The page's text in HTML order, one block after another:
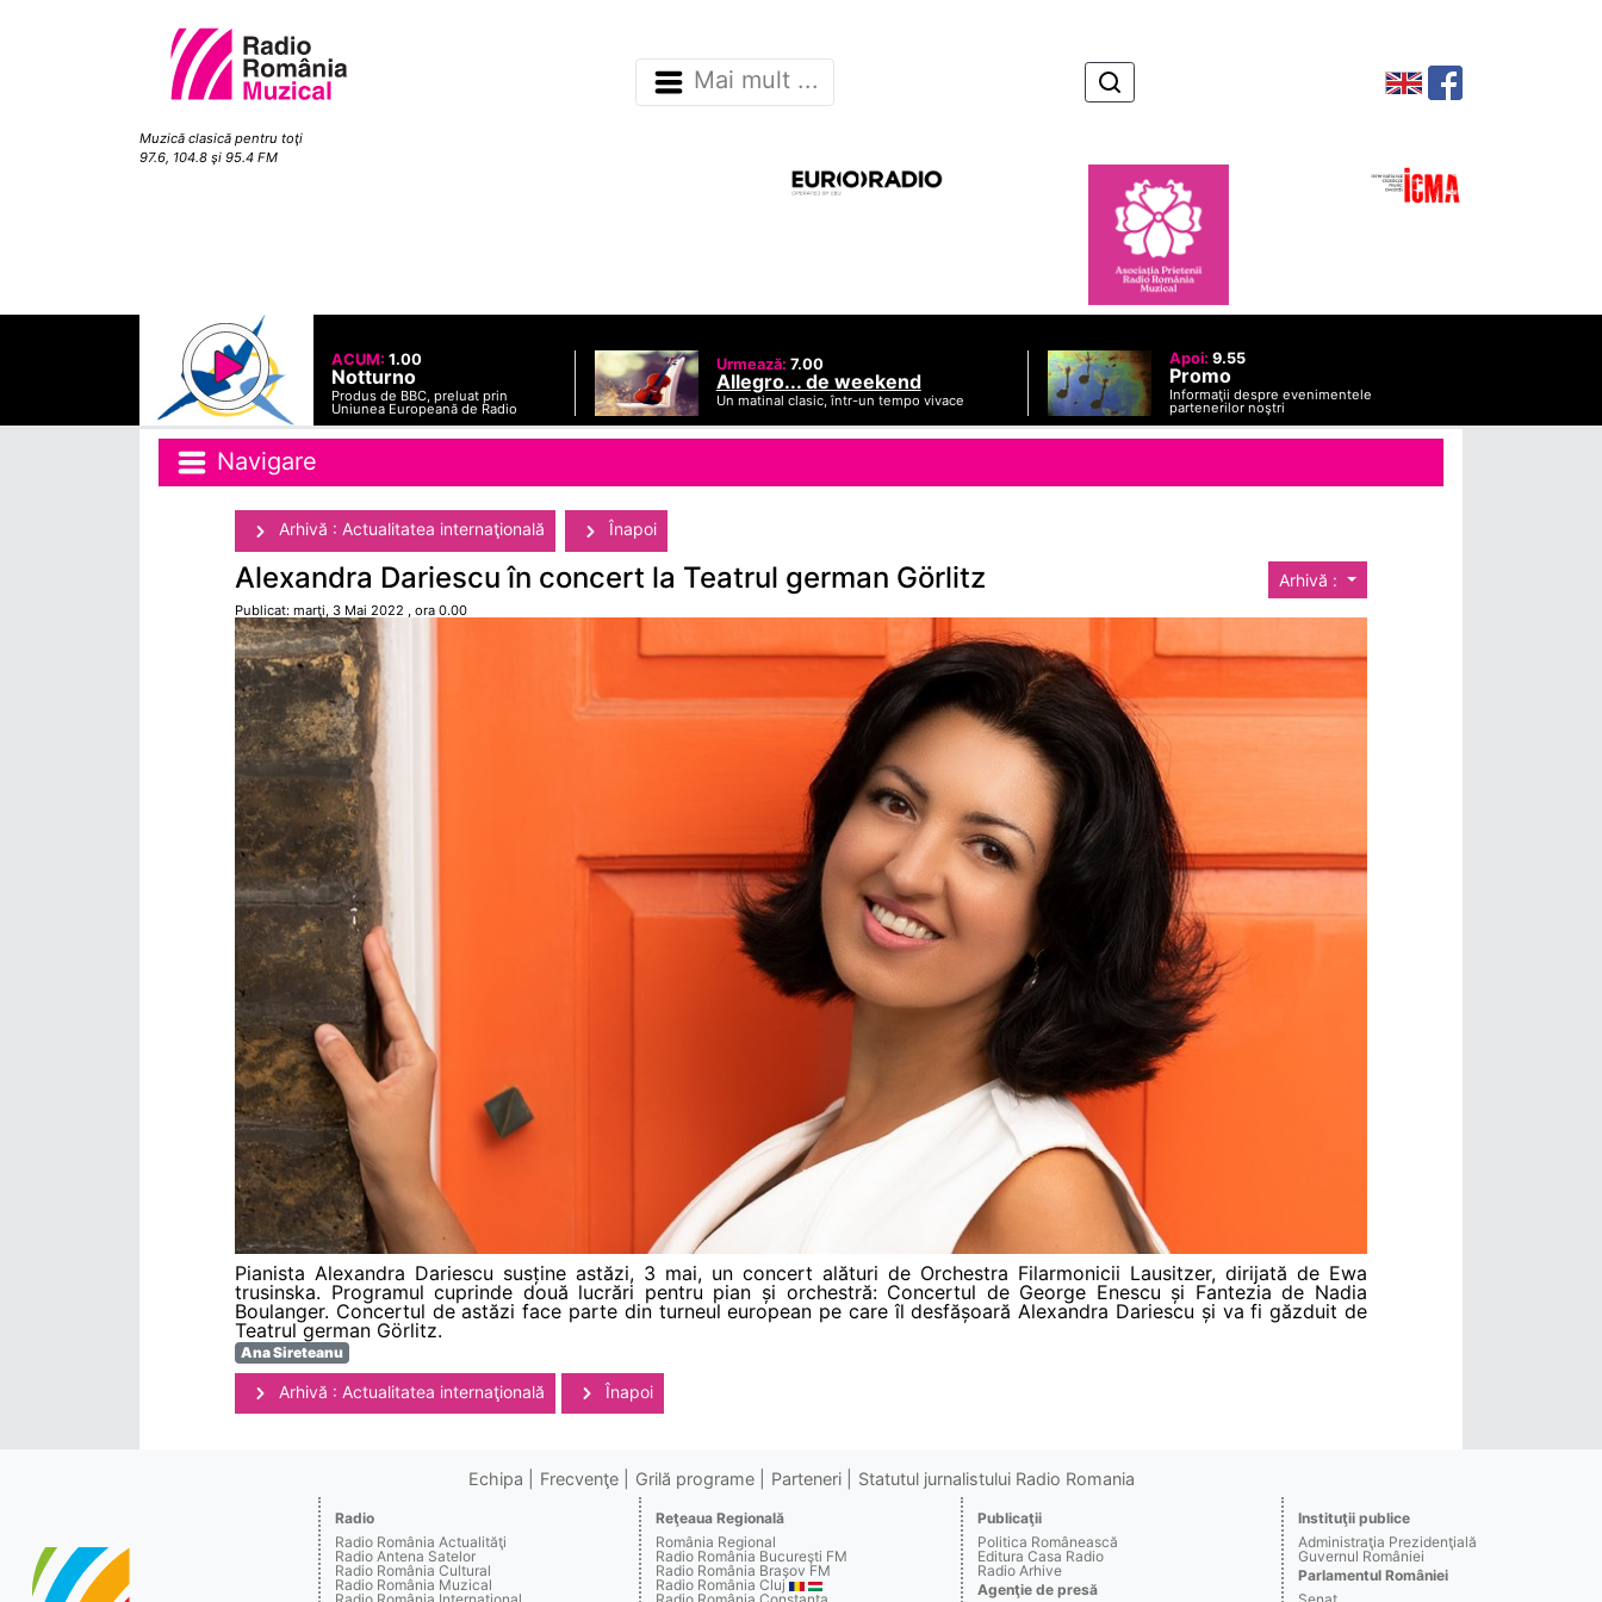
Muzică clasică pentru toţi
97.6, 104.8 şi 95.4 FM
Mai mult ...
ACUM: 1.00
Notturno
Produs de BBC, preluat prin
Uniunea Europeană de Radio
Urmează: 7.00
Allegro... de weekend
Un matinal clasic, într-un tempo vivace
Apoi: 9.55
Promo
Informaţii despre evenimentele
partenerilor noştri
Navigare
Arhivă : Actualitatea internaţională Înapoi
Arhivă :
Alexandra Dariescu în concert la Teatrul german Görlitz
Publicat: marţi, 3 Mai 2022 , ora 0.00
Pianista Alexandra Dariescu susține astăzi, 3 mai, un concert alături de Orchestra Filarmonicii Lausitzer, dirijată de Ewa
trusinska. Programul cuprinde două lucrări pentru pian și orchestră: Concertul de George Enescu și Fantezia de Nadia
Boulanger. Concertul de astăzi face parte din turneul european pe care îl desfășoară Alexandra Dariescu și va fi găzduit de
Teatrul german Görlitz.
Ana Sireteanu
Arhivă : Actualitatea internaţională Înapoi
Echipa Frecvenţe Grilă programe Parteneri Statutul jurnalistului Radio Romania
Radio
Radio România Actualităţi
Radio Antena Satelor
Radio România Cultural
Radio România Muzical
Reţeaua Regională
România Regional
Radio România Bucureşti FM
Radio România Braşov FM
Radio România Cluj
Publicaţii
Politica Românească
Editura Casa Radio
Radio Arhive
Agenţie de presă
Instituţii publice
Administraţia Prezidenţială
Guvernul României
Parlamentul României